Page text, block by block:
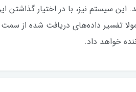
این سیستم نیز، با در اختیار گذاشتن
تفسیر داده‌های دریافت شده از
خواهد داد.